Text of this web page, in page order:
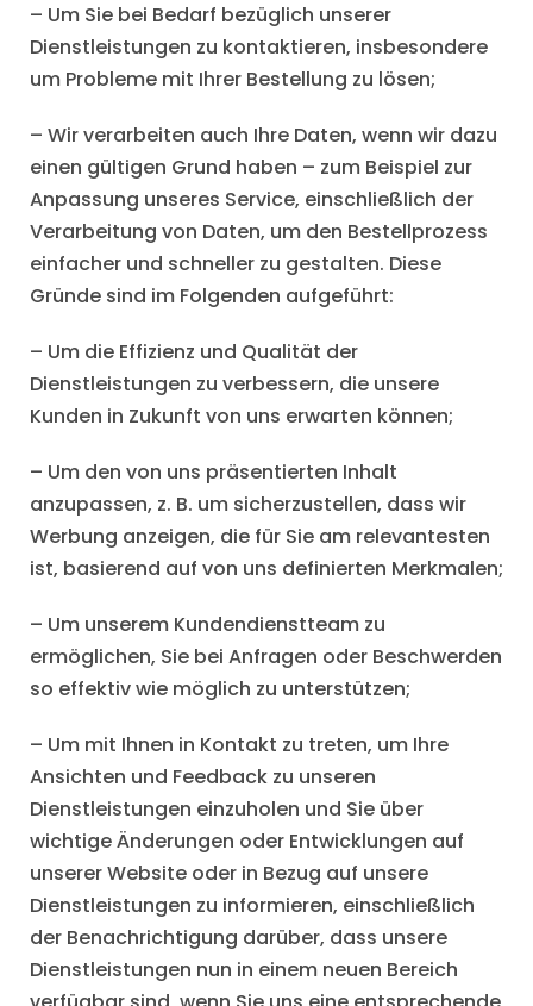
– Um Sie bei Bedarf bezüglich unserer
Dienstleistungen zu kontaktieren, insbesondere
um Probleme mit Ihrer Bestellung zu lösen;
– Wir verarbeiten auch Ihre Daten, wenn wir dazu
einen gültigen Grund haben – zum Beispiel zur
Anpassung unseres Service, einschließlich der
Verarbeitung von Daten, um den Bestellprozess
einfacher und schneller zu gestalten. Diese
Gründe sind im Folgenden aufgeführt:
– Um die Effizienz und Qualität der
Dienstleistungen zu verbessern, die unsere
Kunden in Zukunft von uns erwarten können;
– Um den von uns präsentierten Inhalt
anzupassen, z. B. um sicherzustellen, dass wir
Werbung anzeigen, die für Sie am relevantesten
ist, basierend auf von uns definierten Merkmalen;
– Um unserem Kundendienstteam zu
ermöglichen, Sie bei Anfragen oder Beschwerden
so effektiv wie möglich zu unterstützen;
– Um mit Ihnen in Kontakt zu treten, um Ihre
Ansichten und Feedback zu unseren
Dienstleistungen einzuholen und Sie über
wichtige Änderungen oder Entwicklungen auf
unserer Website oder in Bezug auf unsere
Dienstleistungen zu informieren, einschließlich
der Benachrichtigung darüber, dass unsere
Dienstleistungen nun in einem neuen Bereich